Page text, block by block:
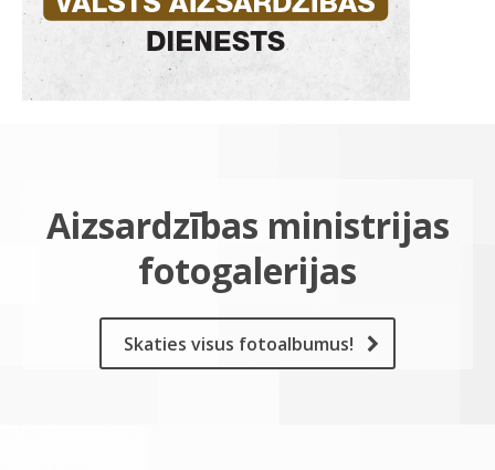
Aizsardzības ministrijas
fotogalerijas
Skaties visus fotoalbumus!